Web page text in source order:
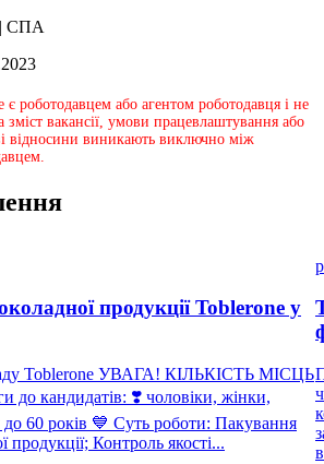
| СПА
є роботодавцем або агентом роботодавця і не
зміст вакансії, умови працевлаштування або
відносини виникають виключно між
продукції Toblerone у
Toblerone УВАГА! КІЛЬКІСТЬ МІСЦЬ
кандидатів: ❣️ чоловіки, жінки,
60 років 💙 Суть роботи: Пакування
продукції; Контроль якості...